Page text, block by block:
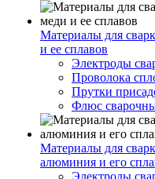
Материалы для
и ее сплавов
Электроды
Проволока
Прутки
Флюс
Материалы для
алюминия и его
Электроды